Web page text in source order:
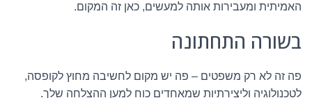
האמיתית ומעבירות אותה למעשים, כאן זה המקום.
בשורה התחתונה
פה זה לא רק משפטים – פה יש מקום לחשיבה מחוץ לקופסה,
לטכנולוגיה וליצירתיות שמאחדים כוח למען ההצלחה שלך.